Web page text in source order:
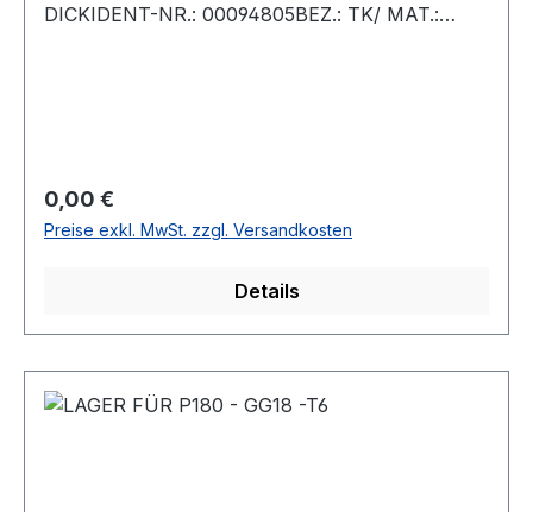
DICKIDENT-NR.: 00094805BEZ.: TK/ MAT.:
Regulärer Preis:
0,00 €
Preise exkl. MwSt. zzgl. Versandkosten
Details